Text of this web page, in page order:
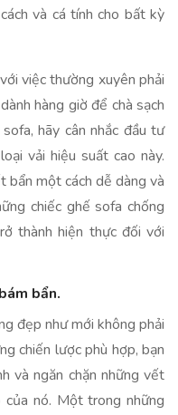
và cá tính cho bất kỳ
việc thường xuyên phải
hàng giờ để chà sạch
hãy cân nhắc đầu tư
vải hiệu suất cao này.
bẩn một cách dễ dàng và
chiếc ghế sofa chống
thành hiện thực đối với
bẩn.
đẹp như mới không phải
chiến lược phù hợp, bạn
và ngăn chặn những vết
nó. Một trong những